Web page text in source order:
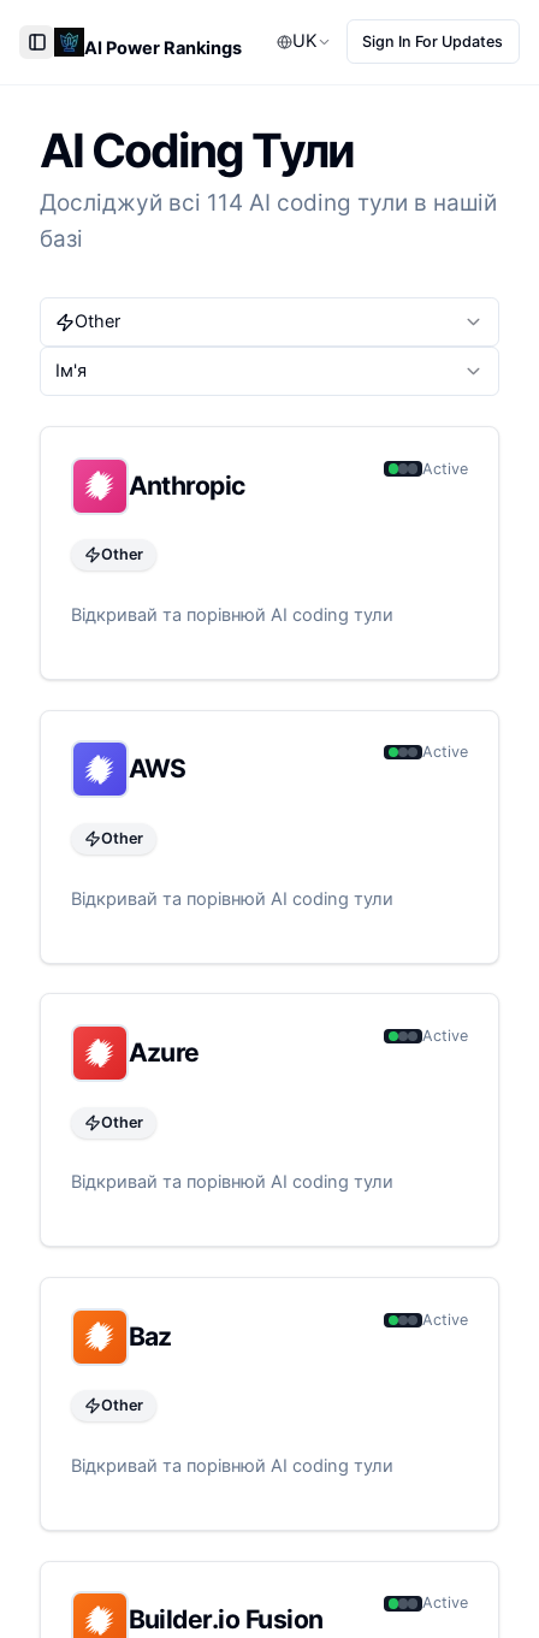
Toggle Sidebar
AI Power Rankings UK Sign In For Updates
AI Coding Тули
Досліджуй всі 114 AI coding тули в нашій
базі
Other
Ім'я
Anthropic
Active
Other
Відкривай та порівнюй AI coding тули
AWS
Active
Other
Відкривай та порівнюй AI coding тули
Azure
Active
Other
Відкривай та порівнюй AI coding тули
Baz
Active
Other
Відкривай та порівнюй AI coding тули
Builder.io Fusion
Active